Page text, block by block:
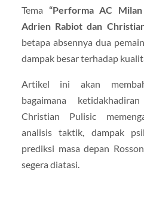
Tema “Performa AC
Adrien Rabiot dan
betapa absennya dua
dampak besar terhadap
Artikel ini akan
bagaimana
Christian Pulisic
analisis taktik, dampak
prediksi masa depan
segera diatasi.